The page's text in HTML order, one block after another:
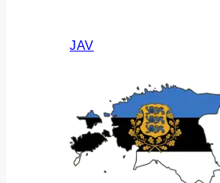
JAV